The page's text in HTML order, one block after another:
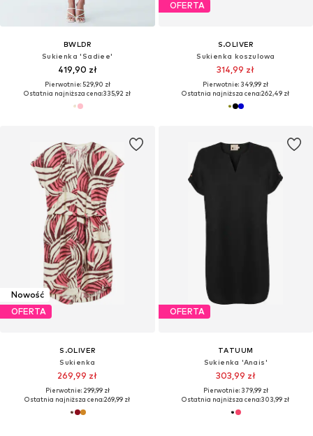
BWLDR
Sukienka 'Sadiee'
419,90 zł
Pierwotnie: 529,90 zł
Ostatnia najniższa cena:335,92 zł
OFERTA
S.OLIVER
Sukienka koszulowa
314,99 zł
Pierwotnie: 349,99 zł
Ostatnia najniższa cena:262,49 zł
Nowość
OFERTA
S.OLIVER
Sukienka
269,99 zł
Pierwotnie: 299,99 zł
Ostatnia najniższa cena:269,99 zł
OFERTA
TATUUM
Sukienka 'Anais'
303,99 zł
Pierwotnie: 379,99 zł
Ostatnia najniższa cena:303,99 zł